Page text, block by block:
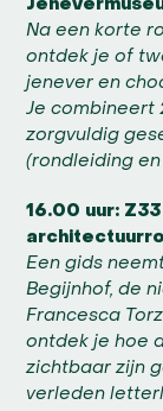
Na een korte
ontdek je of
jenever en
Je combineert
zorgvuldig
(rondleiding en
16.00 uur:
Een gids
Begijnhof, de
Francesca
ontdek je hoe
zichtbaar zijn
verleden